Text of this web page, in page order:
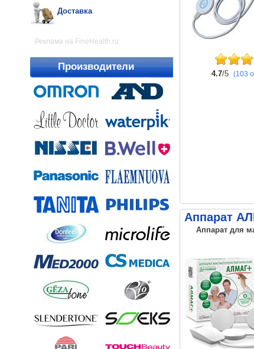
Доставка
Реклама на FineHealth.ru:
Производители
4.7/5 (103
Аппарат
Аппарат для